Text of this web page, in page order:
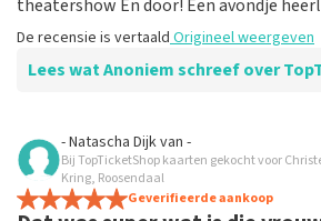
worden maar zoveel ??
De recensie is vertaaldOrigineel
Beste klant, Bedankt voor het
op onze website. Uw feedback
U helpt ons zo onze dienstverlening
ook helpt u andere consumenten
theatershow En door! Een avondje
De recensie is vertaald Origineel weergeven
Lees wat Anoniem schreef over
Beoordeling van Anoniem over
Prima
Makkelijk toegangbare webshop.
- Natascha Dijkvan -
Bij TopTicketShop kaarten gekocht voor
Kring, Roosendaal
Geverifieerde aankoop